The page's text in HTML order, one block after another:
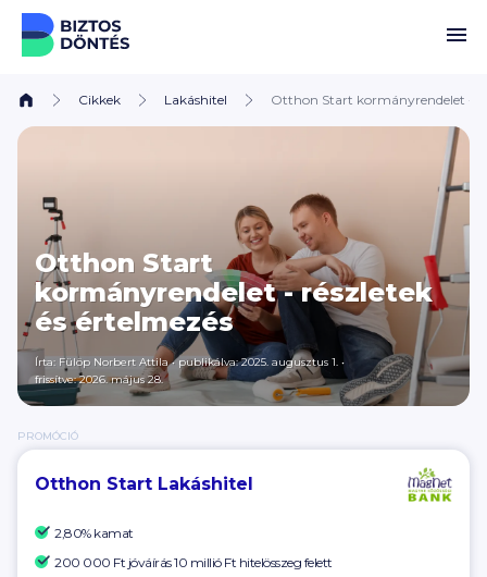
Ugrás a tartalomhoz
Cikkek Lakáshitel Otthon Start kormányrendelet -
Otthon Start
kormányrendelet - részletek
és értelmezés
Írta: Fülöp Norbert Attila•publikálva: 2025. augusztus 1. •
frissítve: 2026. május 28.
PROMÓCIÓ
Otthon Start Lakáshitel
2,80% kamat
200 000 Ft jóváírás 10 millió Ft hitelösszeg felett